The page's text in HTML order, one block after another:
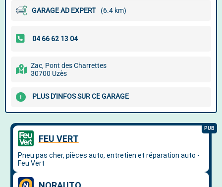
GARAGE AD EXPERT (6.4 km)
Zac, Pont des Charrettes
30700 Uzès
PLUS D'INFOS SUR CE GARAGE